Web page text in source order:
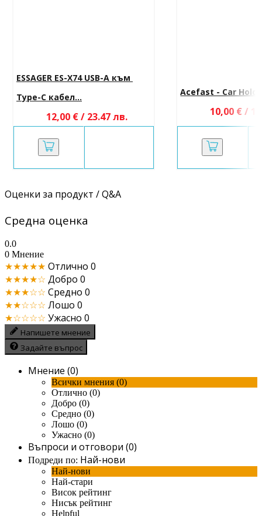
ESSAGER ES-X74 USB-A към
Type-C кабел...
12,00 € / 23.47 лв.
Acefast - Car
10,00 € /
Оценки за продукт / Q&A
Средна оценка
0.0
0 Мнение
★★★★★ Отлично 0
★★★★☆ Добро 0
★★★☆☆ Средно 0
★★☆☆☆ Лошо 0
★☆☆☆☆ Ужасно 0
Напишете мнение
Задайте въпрос
Мнение (0)
Всички мнения (0)
Отлично (0)
Добро (0)
Средно (0)
Лошо (0)
Ужасно (0)
Въпроси и отговори (0)
Подреди по: Най-нови
Най-нови
Най-стари
Висок рейтинг
Нисък рейтинг
Helpful